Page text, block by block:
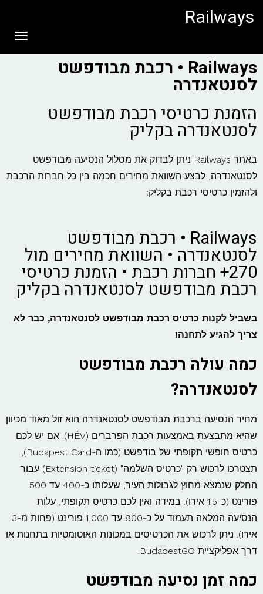
Railways
Railways • רכבת מבודפשט
לסנטאנדרה
הזמנת כרטיסי רכבת מבודפשט
לסנטאנדרה בקליק
באתר Railways ניתן לבדוק את מסלול הנסיעה מבודפשט
לסנטאנדרה, לבצע השוואת מחירים חכמה בין כל חברות הרכבת
ולהזמין כרטיסי רכבת בקליק:
Railways • רכבת מבודפשט
לסנטאנדרה • השוואת מחירים מול
270+ חברות רכבת • הזמנת כרטיסי
רכבת מבודפשט לסנטאנדרה בקליק
בשביל לקנות כרטיס רכבת מבודפשט לסנטאנדרה, כבר לא
צריך להגיע לתחנה!
כמה עולה רכבת מבודפשט
לסנטאנדרה?
מחיר הנסיעה ברכבת מבודפשט לסנטאנדרה הוא זול מאוד מכיוון
שהיא מתבצעת באמצעות רכבת הפרברים (HÉV). אם יש לכם
כרטיס חופשי תקופתי של בודפשט (כמו ה-Budapest Card),
תצטרכו לרכוש רק "כרטיס השלמה" (Extension ticket) עבור
החלק שנמצא מחוץ לגבולות העיר, שעלותו כ-400 עד 500
פורינט (כ-1.5 אירו). במידה ואין לכם כרטיס תקופתי, עלות
הנסיעה המלאה תעמוד על כ-800 עד 1,000 פורינט (פחות מ-3
אירו). ניתן לרכוש את הכרטיסים במכונות האוטומטיות בתחנות או
דרך אפליקציית BudapestGO.
כמה זמן נסיעה מבודפשט